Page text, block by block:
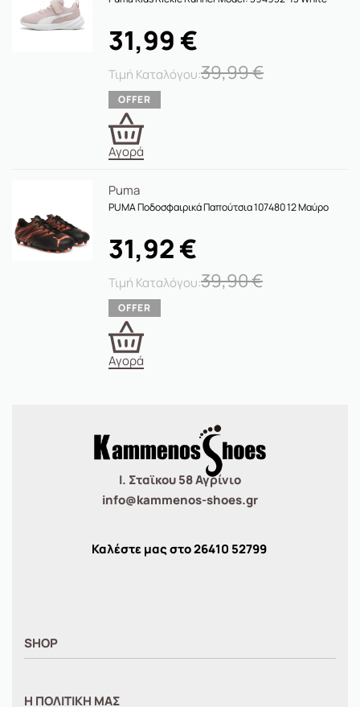
39,99€
31,99 €
Αγορά
Puma
PUMA Ποδοσφαιρικά Παπούτσια 107480 12 Μαύρο
39,90€
31,92€
Αγορά
Ι. Σταϊκου 58 Αγρίνιο
info@kammenos-shoes.gr
Καλέστε μας στο26410 52799
SHOP
Η ΠΟΛΙΤΙΚΗ ΜΑΣ